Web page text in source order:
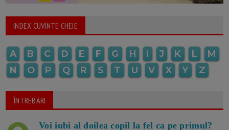
INDEX CUVINTE CHEIE
A B C D E F G H I J K L
M
N
O P Q R S T U V X Y Z
ÎNTREBARI
Voi iubi al doilea copil la fel ca pe primul?